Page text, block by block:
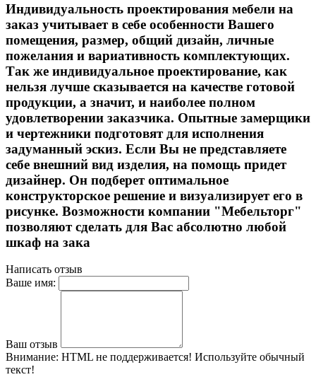
Индивидуальность проектирования мебели на
заказ учитывает в себе особенности Вашего
помещения, размер, общий дизайн, личные
пожелания и вариативность комплектующих.
Так же индивидуальное проектирование, как
нельзя лучше сказывается на качестве готовой
продукции, а значит, и наиболее полном
удовлетворении заказчика. Опытные замерщики
и чертежники подготовят для исполнения
задуманный эскиз. Если Вы не представляете
себе внешний вид изделия, на помощь придет
дизайнер. Он подберет оптимальное
конструкторское решение и визуализирует его в
рисунке. Возможности компании "Мебельторг"
позволяют сделать для Вас абсолютно любой
шкаф на зака
Написать отзыв
Ваше имя:
Ваш отзыв
Внимание: HTML не поддерживается! Используйте обычный
текст!